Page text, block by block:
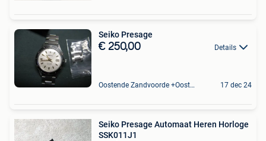
Seiko Presage
€ 250,00 Details
Oostende Zandvoorde +Oostende 17 dec 24
Seiko Presage Automaat Heren Horloge
SSK011J1